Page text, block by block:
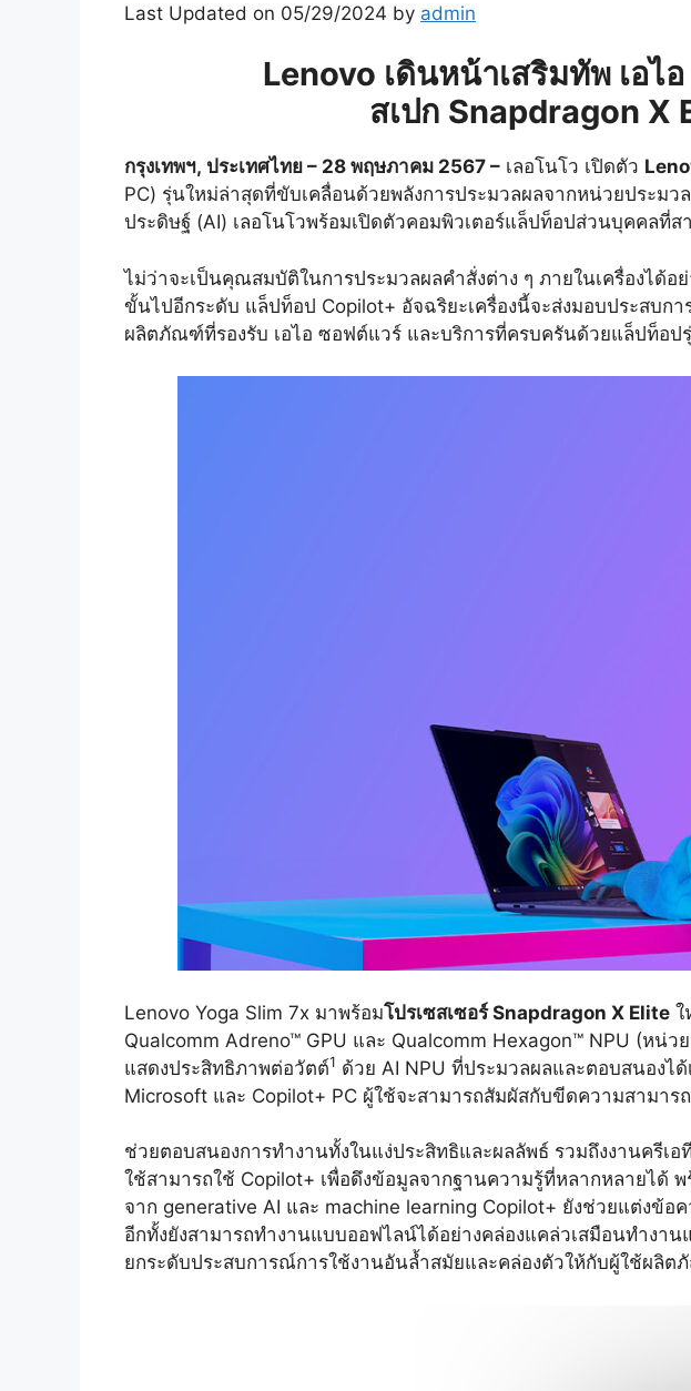
Last Updated on 05/29/2024 by admin
Lenovo เดินหน้าเสริมทัพ เอไ
สเปก Snapdragon X
กรุงเทพฯ, ประเทศไทย – 28 พฤษภาคม 2567 – เลอโนโว เปิดตัว
PC) รุ่นใหม่ล่าสุดที่ขับเคลื่อนด้วยพลังการประมวลผลจากหน่วยประมว
ประดิษฐ์ (AI) เลอโนโวพร้อมเปิดตัวคอมพิวเตอร์แล็ปท็อปส่วนบุคคล
ไม่ว่าจะเป็นคุณสมบัติในการประมวลผลคำสั่งต่าง ๆ ภายในเครื่องได้
ขั้นไปอีกระดับ แล็ปท็อป Copilot+ อัจฉริยะเครื่องนี้จะส่งมอบประสบ
ผลิตภัณฑ์ที่รองรับ เอไอ ซอฟต์แวร์ และบริการที่ครบครันด้วยแล็ปท็อป
Lenovo Yoga Slim 7x มาพร้อมโปรเซสเซอร์Snapdragon X Elite ใ
Qualcomm Adreno™ GPU และ Qualcomm Hexagon™ NPU (หน่
แสดงประสิทธิภาพต่อวัตต์1 ด้วย AI NPU ที่ประมวลผลและตอบสนองไ
Microsoft และ Copilot+ PC ผู้ใช้จะสามารถสัมผัสกับขีดความสามา
ช่วยตอบสนองการทำงานทั้งในแง่ประสิทธิและผลลัพธ์ รวมถึงงานครีเ
ใช้สามารถใช้ Copilot+ เพื่อดึงข้อมูลจากฐานความรู้ที่หลากหลายได้
จาก generative AI และ machine learning Copilot+ ยังช่วยแต่งข้
อีกทั้งยังสามารถทำงานแบบออฟไลน์ได้อย่างคล่องแคล่วเสมือนทำงา
ยกระดับประสบการณ์การใช้งานอันล้ำสมัยและคล่องตัวให้กับผู้ใช้ผลิต